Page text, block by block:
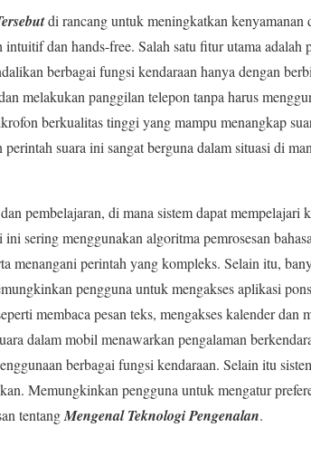
di rancang untuk meningkatkan kenyamanan
dan hands-free. Salah satu fitur utama adalah
berbagai fungsi kendaraan hanya dengan
melakukan panggilan telepon tanpa harus
berkualitas tinggi yang mampu menangkap
suara ini sangat berguna dalam situasi di
pembelajaran, di mana sistem dapat mempelajari
sering menggunakan algoritma pemrosesan
menangani perintah yang kompleks. Selain itu,
pengguna untuk mengakses aplikasi
membaca pesan teks, mengakses kalender dan
dalam mobil menawarkan pengalaman
berbagai fungsi kendaraan. Selain itu
Memungkinkan pengguna untuk mengatur
tentangMengenal Teknologi Pengenalan.